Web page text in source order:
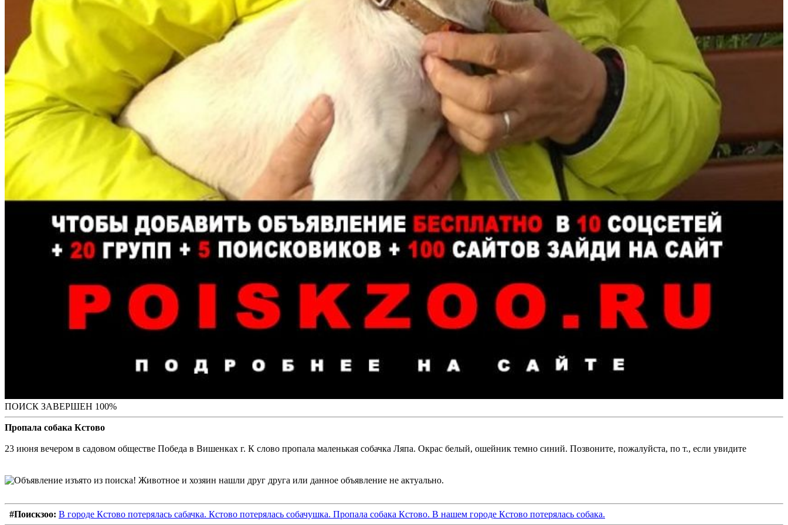
ПОИСК ЗАВЕРШЕН 100%
Пропала собака Кстово
23 июня вечером в садовом обществе Победа в Вишенках г. К слово пропала маленькая собачка Ляпа. Окрас белый, ошейник темно синий. Позвоните, пожалуйста, по т., если увидите
#Поискзоо: В городе Кстово потерялась сабачка. Кстово потерялась собачушка. Пропала собака Кстово. В нашем городе Кстово потерялась собака.